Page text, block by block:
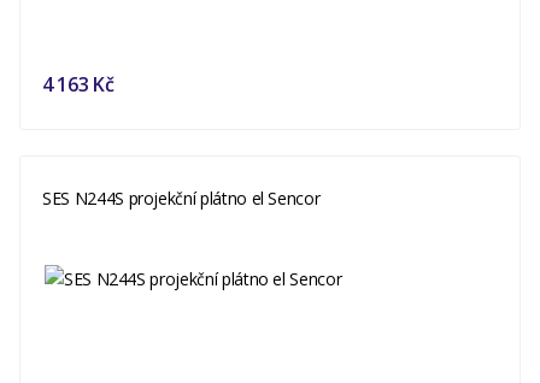
4 163 Kč
SES N244S projekční plátno el Sencor